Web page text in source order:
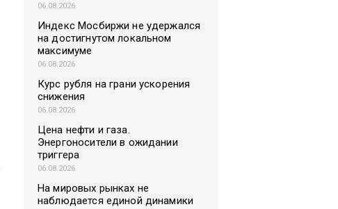
06.08.2026
Индекс Мосбиржи не удержался
на достигнутом локальном
максимуме
06.08.2026
Курс рубля на грани ускорения
снижения
06.08.2026
Цена нефти и газа.
Энергоносители в ожидании
триггера
06.08.2026
На мировых рынках не
наблюдается единой динамики